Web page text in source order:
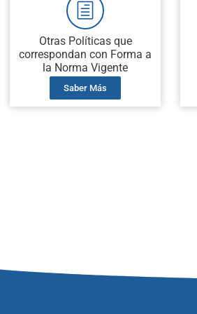
Otras Políticas que
correspondan con Forma a
la Norma Vigente
Saber Más